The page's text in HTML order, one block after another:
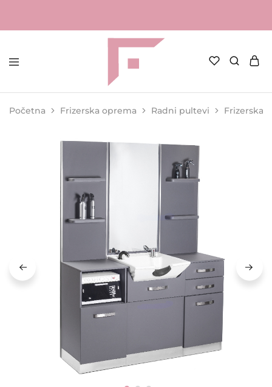
FAME
Profesionalna
za
kozmetičke
Početna Frizerska oprema Radni pultevi Frizerska